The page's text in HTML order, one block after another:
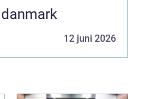
12 juni 2026